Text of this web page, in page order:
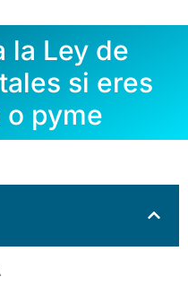
la Ley de
si eres
o pyme